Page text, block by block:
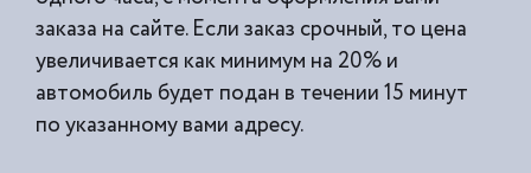
заказа на сайте. Если заказ срочный, то цена
увеличивается как минимум на 20% и
автомобиль будет подан в течении 15 минут
по указанному вами адресу.